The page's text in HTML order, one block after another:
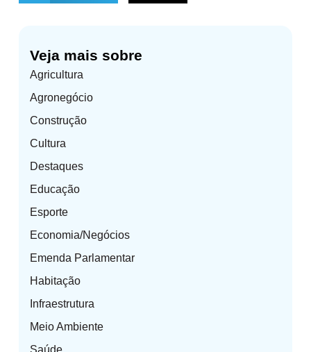
Veja mais sobre
Agricultura
Agronegócio
Construção
Cultura
Destaques
Educação
Esporte
Economia/Negócios
Emenda Parlamentar
Habitação
Infraestrutura
Meio Ambiente
Saúde